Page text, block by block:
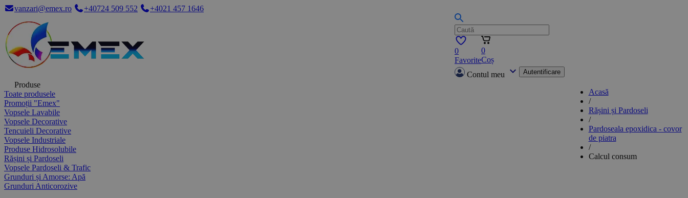
vanzari@emex.ro +40724 509 552 +4021 457 1646
0
Favorite
0
Coș
Contul meu
Autentificare
Produse
Toate produsele
Promoții "Emex"
Vopsele Lavabile
Vopsele Decorative
Tencuieli Decorative
Vopsele Industriale
Produse Hidrosolubile
Rășini și Pardoseli
Vopsele Pardoseli & Trafic
Grunduri și Amorse: Apă
Grunduri Anticorozive
Acasă
/
Rășini și Pardoseli
/
Pardoseala epoxidica - covor
de piatra
/
Calcul consum